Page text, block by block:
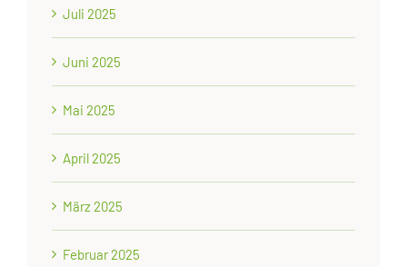
Juli 2025
Juni 2025
Mai 2025
April 2025
März 2025
Februar 2025